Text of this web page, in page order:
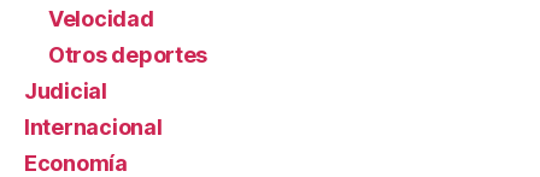
Velocidad
Otros deportes
Judicial
Internacional
Economía